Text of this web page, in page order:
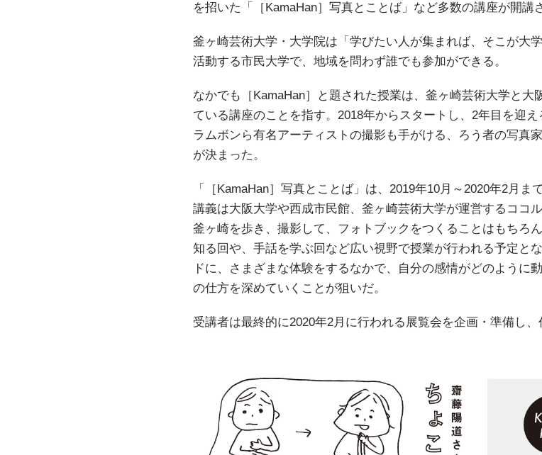
を招いた「［KamaHan］写真とことば」など多数の講座が開講
釜ヶ崎芸術大学・大学院は「学びたい人が集まれば、そこが大
活動する市民大学で、地域を問わず誰でも参加ができる。
なかでも［KamaHan］と題された授業は、釜ヶ崎芸術大学と大
ている講座のことを指す。2018年からスタートし、2年目を迎
ラムボンら有名アーティストの撮影も手がける、ろう者の写真
が決まった。
「［KamaHan］写真とことば」は、2019年10月～2020年2月ま
講義は大阪大学や西成市民館、釜ヶ崎芸術大学が運営するココ
釜ヶ崎を歩き、撮影して、フォトブックをつくることはもちろ
知る回や、手話を学ぶ回など広い視野で授業が行われる予定と
ドに、さまざまな体験をするなかで、自分の感情がどのように
の仕方を深めていくことが狙いだ。
受講者は最終的に2020年2月に行われる展覧会を企画・準備し、